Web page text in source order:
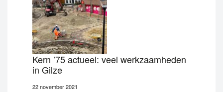
Kern ’75 actueel: veel werkzaamheden
in Gilze
22 november 2021